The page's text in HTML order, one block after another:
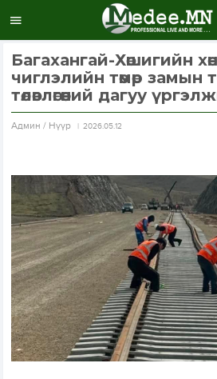
Багахангай-Хөшигийн
чиглэлийн төмөр замын
төлөвлөгөөний дагуу
Aдмин / Нүүр 2026.05.12